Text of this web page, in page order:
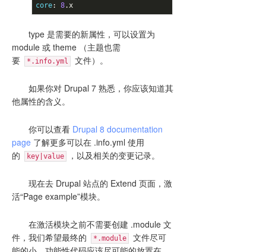
core: 8.x
type 是需要的新属性，可以设置为
module 或 theme （主题也需
要
*.info.yml 文件）。
如果你对 Drupal 7 熟悉，你应该知道其
他属性的含义。
你可以查看 Drupal 8 documentation
page 了解更多可以在 .info.yml 使用
的
key|value ，以及相关的变更记录。
现在去 Drupal 站点的 Extend 页面，激
活“Page example”模块。
在激活模块之前不需要创建 .module 文
件，我们希望最终的
*.module
文件尽可